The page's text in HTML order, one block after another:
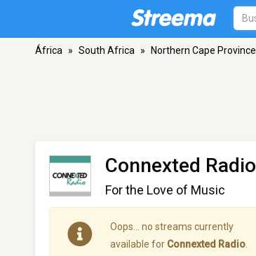
África » South Africa » Northern Cape Province
Connexted Radio
For the Love of Music
Oops… no streams currently
available for Connexted Radio